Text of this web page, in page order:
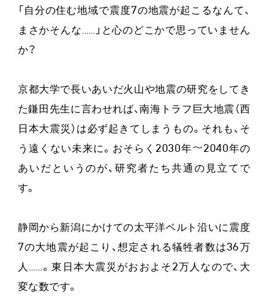
「自分の住む地域で震度7の地震が起こるなんて、
まさかそんな……」と心のどこかで思っていません
か？
京都大学で長いあいだ火山や地震の研究をしてき
た鎌田先生に言わせれば、南海トラフ巨大地震（西
日本大震災）は必ず起きてしまうもの。それも、そ
う遠くない未来に。おそらく2030年〜2040年の
あいだというのが、研究者たち共通の見立てで
す。
静岡から新潟にかけての太平洋ベルト沿いに震度
7の大地震が起こり、想定される犠牲者数は36万
人……。東日本大震災がおおよそ2万人なので、大
変な数です。